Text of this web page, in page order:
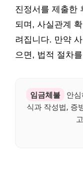
진정서를 제출한
되며, 사실관계
려집니다. 만약
으면, 법적 절차
임금체불
안
식과 작성법, 증